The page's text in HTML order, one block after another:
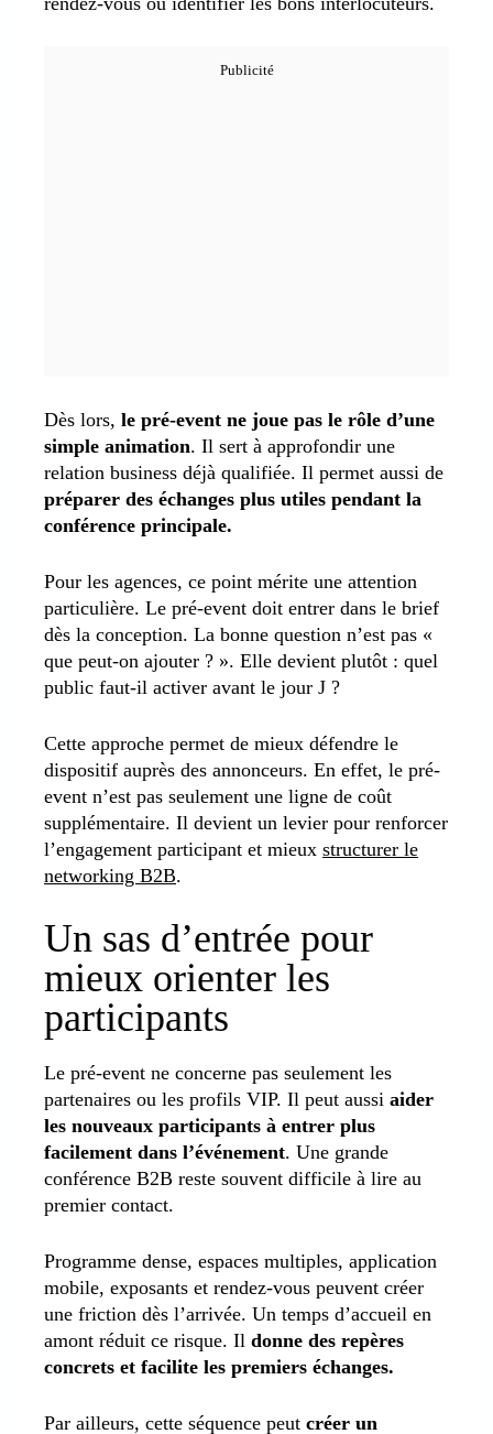
Dès lors, le pré-event ne joue pas le rôle d’une
simple animation. Il sert à approfondir une
relation business déjà qualifiée. Il permet aussi de
préparer des échanges plus utiles pendant la
conférence principale.
Pour les agences, ce point mérite une attention
particulière. Le pré-event doit entrer dans le brief
dès la conception. La bonne question n’est pas «
que peut-on ajouter ? ». Elle devient plutôt : quel
public faut-il activer avant le jour J ?
Cette approche permet de mieux défendre le
dispositif auprès des annonceurs. En effet, le pré-
event n’est pas seulement une ligne de coût
supplémentaire. Il devient un levier pour renforcer
l’engagement participant et mieux structurer le
networking B2B.
Un sas d’entrée pour
mieux orienter les
participants
Le pré-event ne concerne pas seulement les
partenaires ou les profils VIP. Il peut aussi aider
les nouveaux participants à entrer plus
facilement dans l’événement. Une grande
conférence B2B reste souvent difficile à lire au
premier contact.
Programme dense, espaces multiples, application
mobile, exposants et rendez-vous peuvent créer
une friction dès l’arrivée. Un temps d’accueil en
amont réduit ce risque. Il donne des repères
concrets et facilite les premiers échanges.
Par ailleurs, cette séquence peut créer un